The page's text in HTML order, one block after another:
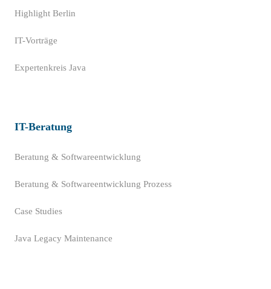
Highlight Berlin
IT-Vorträge
Expertenkreis Java
IT-Beratung
Beratung & Softwareentwicklung
Beratung & Softwareentwicklung Prozess
Case Studies
Java Legacy Maintenance